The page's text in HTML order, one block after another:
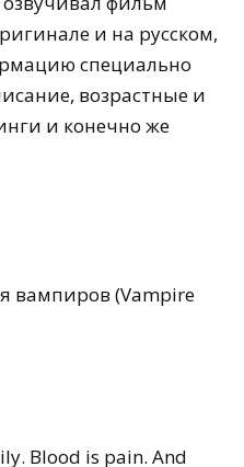
и на русском,
специально
возрастные и
и конечно же
вампиров (Vampire
Blood is pain. And